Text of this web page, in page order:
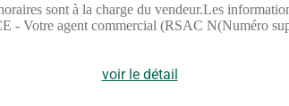
sont à la charge du vendeur.Les
- Votre agent commercial (RSAC N(Numéro
voir le détail